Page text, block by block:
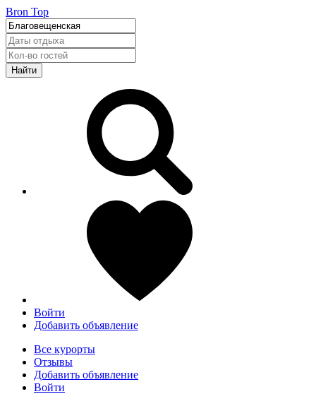
Bron Top
Найти
Войти
Добавить объявление
Все курорты
Отзывы
Добавить объявление
Войти